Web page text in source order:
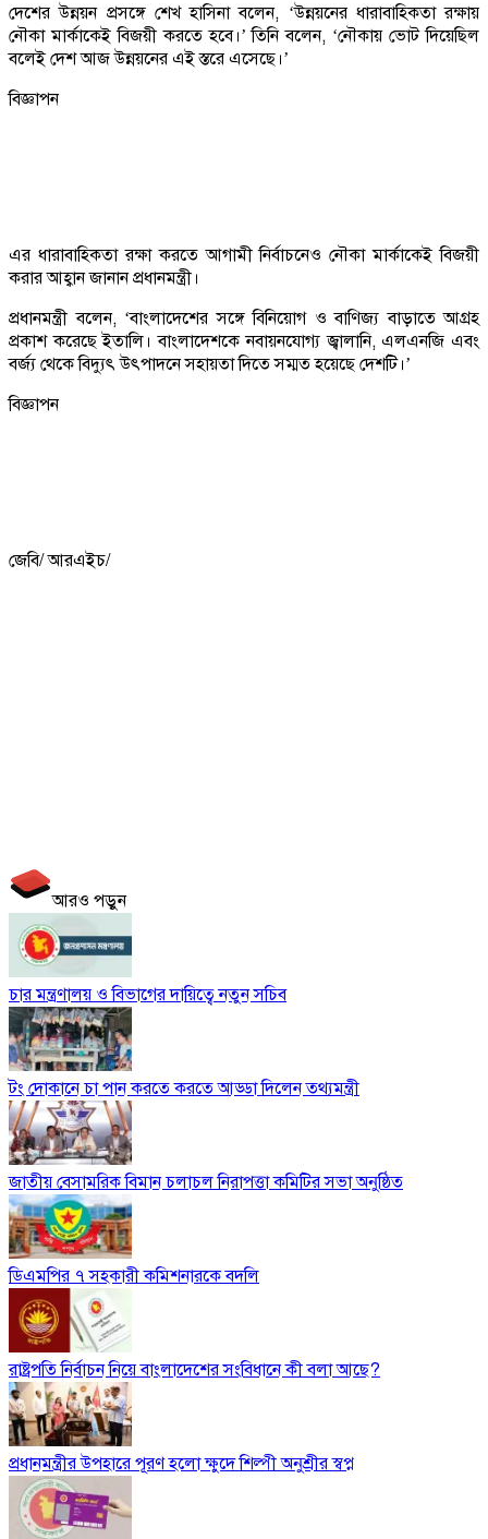
দেশের উন্নয়ন প্রসঙ্গে শেখ হাসিনা বলেন, ‘উন্নয়নের ধারাবাহিকতা রক্ষায়
নৌকা মার্কাকেই বিজয়ী করতে হবে।’ তিনি বলেন, ‘নৌকায় ভোট দিয়েছিল
বলেই দেশ আজ উন্নয়নের এই স্তরে এসেছে।’
বিজ্ঞাপন
এর ধারাবাহিকতা রক্ষা করতে আগামী নির্বাচনেও নৌকা মার্কাকেই বিজয়ী
করার আহ্বান জানান প্রধানমন্ত্রী।
প্রধানমন্ত্রী বলেন, ‘বাংলাদেশের সঙ্গে বিনিয়োগ ও বাণিজ্য বাড়াতে আগ্রহ
প্রকাশ করেছে ইতালি। বাংলাদেশকে নবায়নযোগ্য জ্বালানি, এলএনজি এবং
বর্জ্য থেকে বিদ্যুৎ উৎপাদনে সহায়তা দিতে সম্মত হয়েছে দেশটি।’
বিজ্ঞাপন
জেবি/ আরএইচ/
আরও পড়ুন
চার মন্ত্রণালয় ও বিভাগের দায়িত্বে নতুন সচিব
টং দোকানে চা পান করতে করতে আড্ডা দিলেন তথ্যমন্ত্রী
জাতীয় বেসামরিক বিমান চলাচল নিরাপত্তা কমিটির সভা অনুষ্ঠিত
ডিএমপির ৭ সহকারী কমিশনারকে বদলি
রাষ্ট্রপতি নির্বাচন নিয়ে বাংলাদেশের সংবিধানে কী বলা আছে?
প্রধানমন্ত্রীর উপহারে পূরণ হলো ক্ষুদে শিল্পী অনুশ্রীর স্বপ্ন